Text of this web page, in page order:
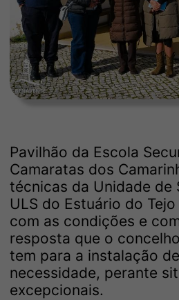
Pavilhão da Escola
Camaratas dos
técnicas da Unidade de
ULS do Estuário do
com as condições e
resposta que o
tem para a instalação
necessidade, perante
excepcionais.